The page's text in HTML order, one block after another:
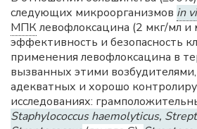
следующих микроорганизмов in
МПКлевофлоксацина (2 мкг/мл и
эффективность и безопасность
применения левофлоксацина в
вызванных этими
адекватных и хорошо
исследованиях:
Staphylococcus haemolyticus,